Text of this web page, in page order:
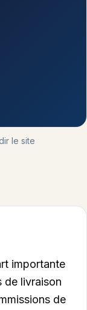
le site
importante
de livraison
de